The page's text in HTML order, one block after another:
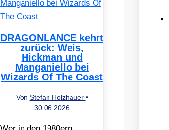
DRAGONLANCE kehrt
zurück: Weis,
Hickman und
Manganiello bei
Wizards Of The Coast
Von Stefan Holzhauer •
30.06.2026
Wer in den 1980ern